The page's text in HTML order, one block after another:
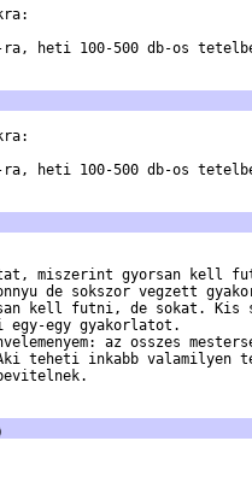
ra, heti 100-500 db-os
ra, heti 100-500 db-os
miszerint gyorsan kell
de sokszor vegzett
kell futni, de sokat. Kis
egy-egy gyakorlatot.
az osszes
teheti inkabb valamilyen